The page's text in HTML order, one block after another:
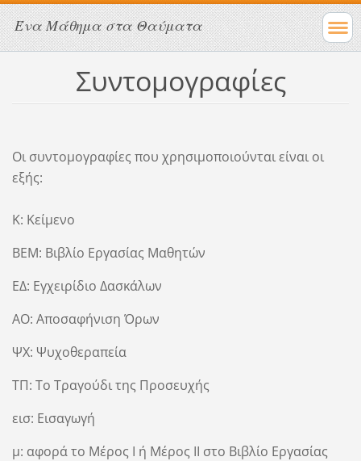
Ένα Μάθημα στα Θαύματα
Συντομογραφίες
Οι συντομογραφίες που χρησιμοποιούνται είναι οι
εξής:
Κ: Κείμενο
ΒΕΜ: Βιβλίο Εργασίας Μαθητών
ΕΔ: Εγχειρίδιο Δασκάλων
ΑΟ: Αποσαφήνιση Όρων
ΨΧ: Ψυχοθεραπεία
ΤΠ: Το Τραγούδι της Προσευχής
εισ: Εισαγωγή
μ: αφορά το Μέρος Ι ή Μέρος ΙΙ στο Βιβλίο Εργασίας